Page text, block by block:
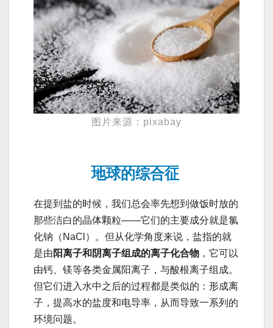
图片来源：pixabay
地球的综合征
在提到盐的时候，我们总会率先想到做饭时放的
那些洁白的晶体颗粒——它们的主要成分就是氯
化钠（NaCl）。但从化学角度来说，盐指的就
是由 阳离子和阴离子组成的离子化合物 ，它可以
由钙、镁等各类金属阳离子，与酸根离子组成。
但它们进入水中之后的过程都是类似的：形成离
子，提高水的盐度和电导率，从而导致一系列的
环境问题。